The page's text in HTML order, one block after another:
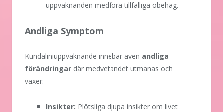
uppvaknanden medföra tillfälliga obehag.
Andliga Symptom
Kundaliniuppvaknande innebär även andliga
förändringar där medvetandet utmanas och
växer:
Insikter: Plötsliga djupa insikter om livet